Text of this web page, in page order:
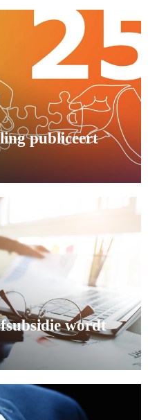
publiceert
wordt